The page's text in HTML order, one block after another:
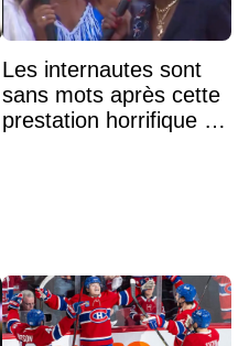
Les internautes sont
sans mots après cette
prestation horrifique de